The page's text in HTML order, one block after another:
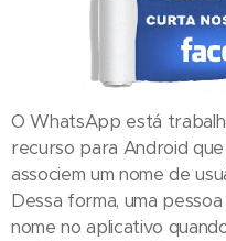
O WhatsApp está
recurso para Android
associem um nome de
Dessa forma, uma
nome no aplicativo